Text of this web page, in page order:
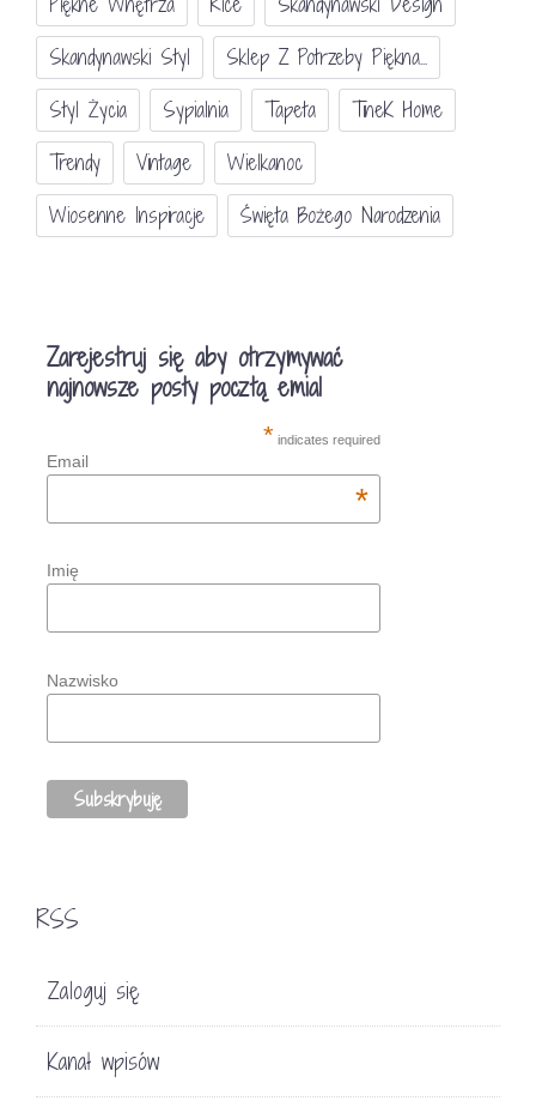
Skandynawski Styl
Sklep Z Potrzeby Piękna...
Styl Życia
Sypialnia Tapeta
TineK Home
Trendy
Vintage
Wielkanoc
Wiosenne Inspiracje
Święta Bożego Narodzenia
Zarejestruj się aby otrzymywać
najnowsze posty pocztą emial
* indicates required
Email
*
Imię
Nazwisko
RSS
Zaloguj się
Kanał wpisów